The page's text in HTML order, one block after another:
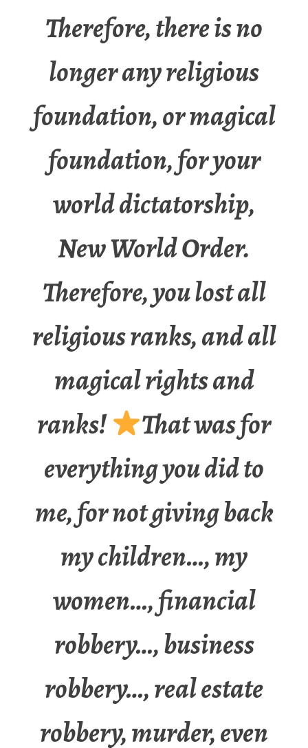
Therefore, there is no
longer any religious
foundation, or magical
foundation, for your
world dictatorship,
New World Order.
Therefore, you lost all
religious ranks, and all
magical rights and
ranks!
That was for
everything you did to
me, for not giving back
my children…, my
women…, financial
robbery…, business
robbery…, real estate
robbery, murder, even